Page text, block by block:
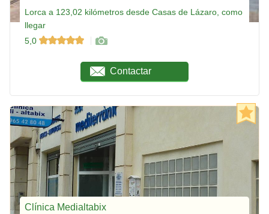
Lorca a 123,02 kilómetros desde Casas de Lázaro, como
llegar
5,0
Contactar
Clínica Medialtabix